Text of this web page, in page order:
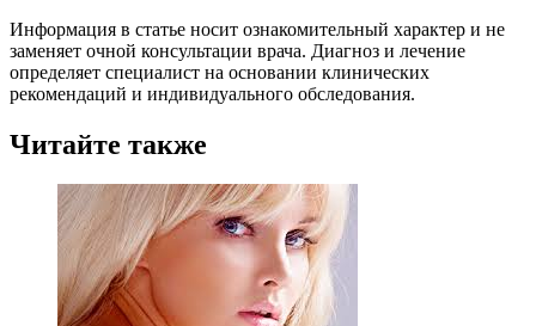
Информация в статье носит ознакомительный характер и не
заменяет очной консультации врача. Диагноз и лечение
определяет специалист на основании клинических
рекомендаций и индивидуального обследования.
Читайте также